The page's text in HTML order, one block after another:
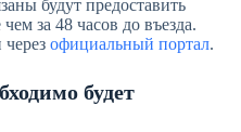
будут предоставить
за 48 часов до въезда.
официальный портал.
будет